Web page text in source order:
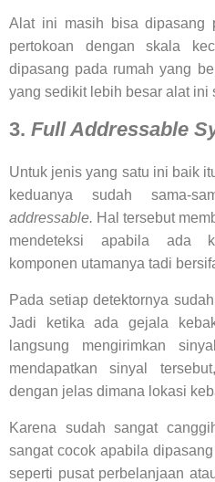
Alat ini masih bisa dipasang
pertokoan dengan skala
dipasang pada rumah yang
yang sedikit lebih besar alat ini
3. Full Addressable
Untuk jenis yang satu ini baik
keduanya sudah sama-
addressable. Hal tersebut
mendeteksi apabila ada
komponen utamanya tadi
Pada setiap detektornya
Jadi ketika ada gejala
langsung mengirimkan
mendapatkan sinyal
dengan jelas dimana lokasi
Karena sudah sangat
sangat cocok apabila
seperti pusat perbelanjaan